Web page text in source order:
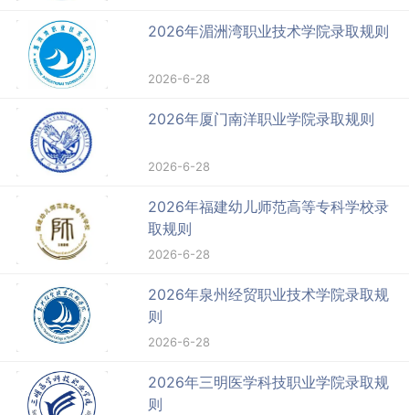
2026年湄洲湾职业技术学院录取规则
2026-6-28
2026年厦门南洋职业学院录取规则
2026-6-28
2026年福建幼儿师范高等专科学校录
取规则
2026-6-28
2026年泉州经贸职业技术学院录取规
则
2026-6-28
2026年三明医学科技职业学院录取规
则